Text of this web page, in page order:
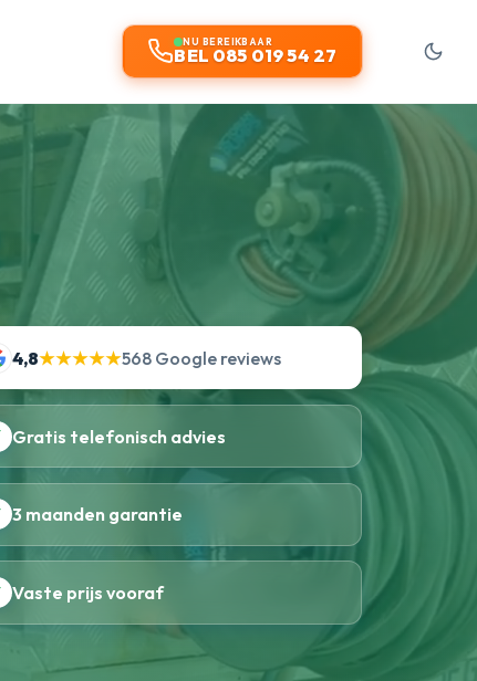
NU BEREIKBAAR
BEL 085 019 54 27
4,8★★★★★568 Google reviews
Gratis telefonisch advies
3 maanden garantie
Vaste prijs vooraf